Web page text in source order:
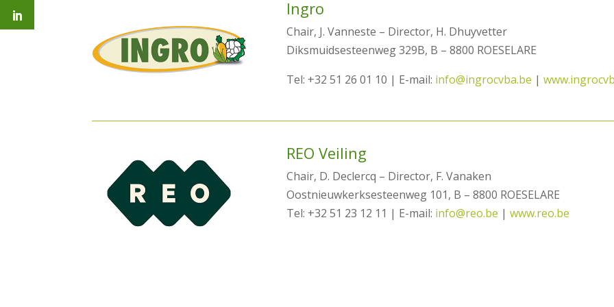
Ingro
Chair, J. Vanneste – Director, H. Dhuyvetter
Diksmuidsesteenweg 329B, B – 8800 ROESELARE
Tel: +32 51 26 01 10 | E-mail: info@ingrocvba.be |
REO Veiling
Chair, D. Declercq – Director, F. Vanaken
Oostnieuwkerksesteenweg 101, B – 8800 ROESELARE
Tel: +32 51 23 12 11 | E-mail: info@reo.be | www.reo.be